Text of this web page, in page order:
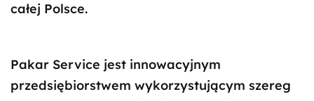
całej Polsce.
Pakar Service jest innowacyjnym
przedsiębiorstwem wykorzystującym szereg